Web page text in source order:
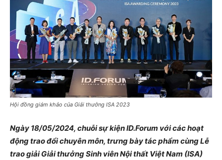
Hội đồng giám khảo của Giải thưởng ISA 2023
Ngày 18/05/2024, chuỗi sự kiện ID.Forum với các hoạt
động trao đổi chuyên môn, trưng bày tác phẩm cùng Lễ
trao giải Giải thưởng Sinh viên Nội thất Việt Nam (ISA)